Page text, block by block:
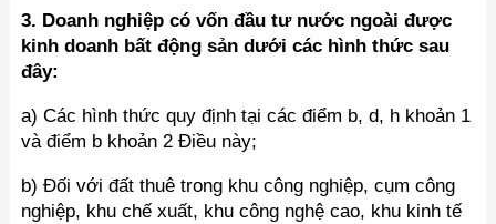
3. Doanh nghiệp có vốn đầu tư nước ngoài được
kinh doanh bất động sản dưới các hình thức sau
đây:
a) Các hình thức quy định tại các điểm b, d, h khoản 1
và điểm b khoản 2 Điều này;
b) Đối với đất thuê trong khu công nghiệp, cụm công
nghiệp, khu chế xuất, khu công nghệ cao, khu kinh tế